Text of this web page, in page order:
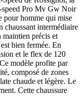
Pro Mv Gw Noir
pour homme qui mise
chaussant intermédiaire
maintien précis et
bien fermée. En
et le flex de 120
modèle profite par
composé de zones
chaude et légère. Le
Cette chaussure